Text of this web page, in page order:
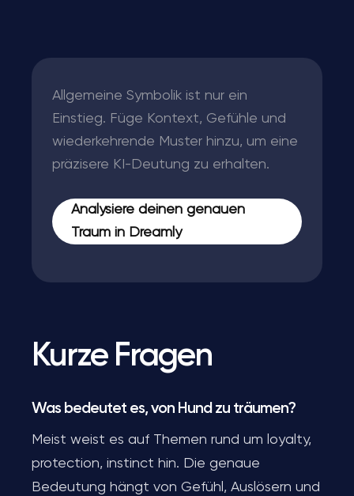
Allgemeine Symbolik ist nur ein
Einstieg. Füge Kontext, Gefühle und
wiederkehrende Muster hinzu, um eine
präzisere KI-Deutung zu erhalten.
Analysiere deinen genauen
Traum in Dreamly
Kurze Fragen
Was bedeutet es, von Hund zu träumen?
Meist weist es auf Themen rund um loyalty,
protection, instinct hin. Die genaue
Bedeutung hängt von Gefühl, Auslösern und